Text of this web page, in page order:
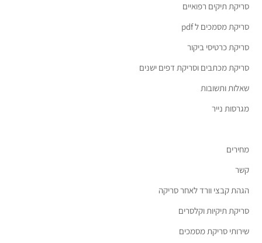
סריקת תיקים רפואיים
סריקת מסמכים ל pdf
סריקת כרטיסי ביקור
סריקת מכתבים וסריקת דפים ישנים
שאלות ותשובות
מגרסות נייר
מחירים
קשר
הגהת קבצי וורד לאחר סריקה
סריקת תיקיות וקלסרים
שירותי סריקת מסמכים